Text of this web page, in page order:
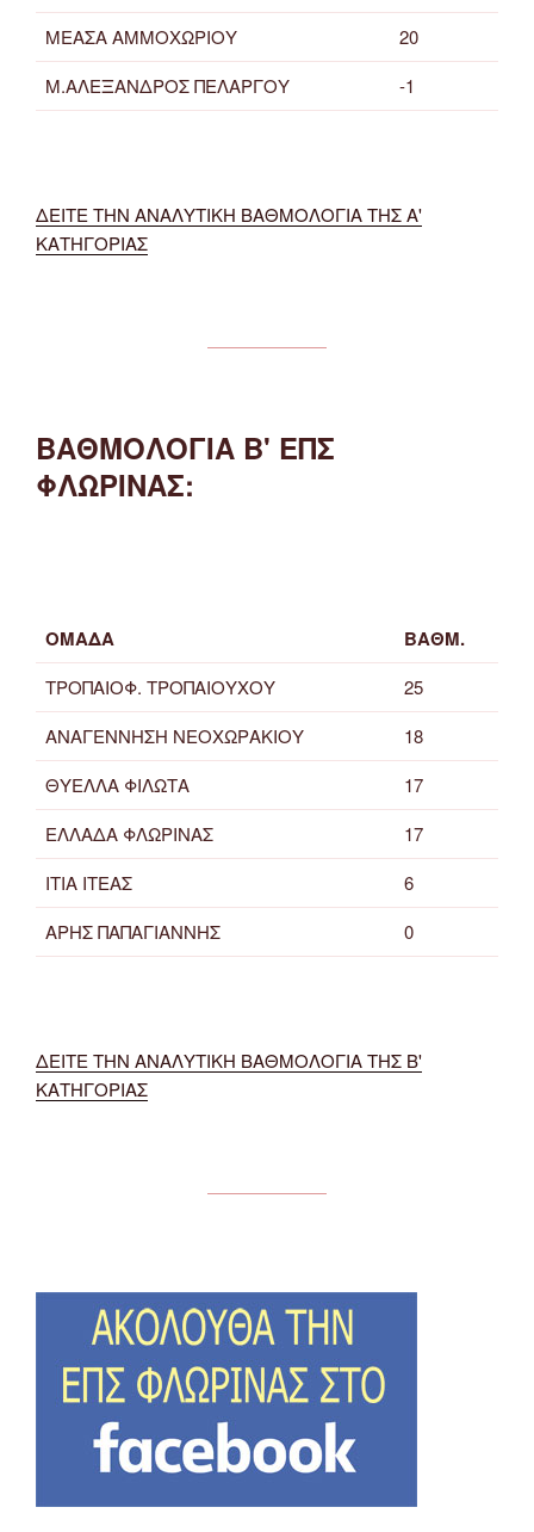
ΜΕΑΣΑ ΑΜΜΟΧΩΡΙΟΥ
20
Μ.ΑΛΕΞΑΝΔΡΟΣ ΠΕΛΑΡΓΟΥ
-1
ΔΕΙΤΕ ΤΗΝ ΑΝΑΛΥΤΙΚΗ ΒΑΘΜΟΛΟΓΙΑ ΤΗΣ Α'
ΚΑΤΗΓΟΡΙΑΣ
ΒΑΘΜΟΛΟΓΙΑ Β' ΕΠΣ
ΦΛΩΡΙΝΑΣ:
ΟΜΑΔΑ ΒΑΘΜ.
ΤΡΟΠΑΙΟΦ. ΤΡΟΠΑΙΟΥΧΟΥ
25
ΑΝΑΓΕΝΝΗΣΗ ΝΕΟΧΩΡΑΚΙΟΥ
18
ΘΥΕΛΛΑ ΦΙΛΩΤΑ
17
ΕΛΛΑΔΑ ΦΛΩΡΙΝΑΣ
17
ΙΤΙΑ ΙΤΕΑΣ
6
ΑΡΗΣ ΠΑΠΑΓΙΑΝΝΗΣ
0
ΔΕΙΤΕ ΤΗΝ ΑΝΑΛΥΤΙΚΗ ΒΑΘΜΟΛΟΓΙΑ ΤΗΣ Β'
ΚΑΤΗΓΟΡΙΑΣ